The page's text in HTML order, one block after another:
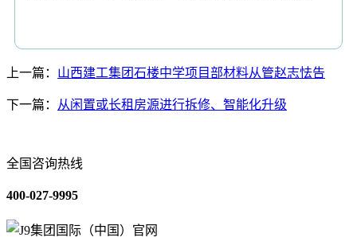
上一篇： 山西建工集团石楼中学项目部材料从管赵志怯告
下一篇： 从闲置或长租房源进行拆修、智能化升级
全国咨询热线
400-027-9995